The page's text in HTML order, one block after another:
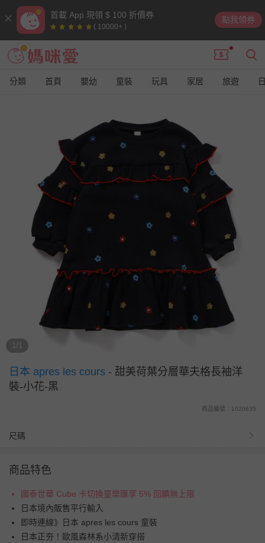
首載 App 現領 $ 100 折價券
( 10000+ )
點我領券
分類 首頁 嬰幼 童裝 玩具 家居 旅遊
1/1
日本 apres les cours - 甜美荷葉分層華夫格長袖洋
裝-小花-黑
商品編號：1020635
尺碼
商品特色
國泰世華 Cube 卡切換童樂匯享 5% 回饋無上限
日本境內販售平行輸入
即時連線》日本 apres les cours 童裝
日本正夯！歐風森林系小清新穿搭